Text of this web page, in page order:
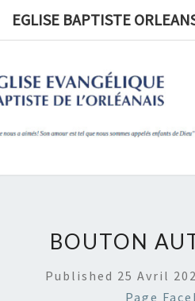
EGLISE BAPTISTE
BOUTON
Published 25 Avril
Page